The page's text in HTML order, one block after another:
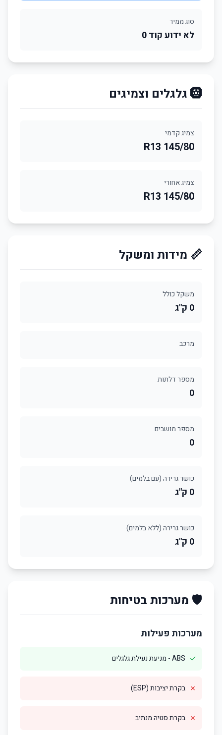
סוג ממיר
לא ידוע קוד 0
🛞 גלגלים וצמיגים
צמיג קדמי
145/80 R13
צמיג אחורי
145/80 R13
📏 מידות ומשקל
משקל כולל
0 ק"ג
מרכב
מספר דלתות
0
מספר מושבים
0
כושר גרירה (עם בלמים)
0 ק"ג
כושר גרירה (ללא בלמים)
0 ק"ג
🛡️ מערכות בטיחות
מערכות פעילות
✓ ABS - מניעת נעילת גלגלים
✗ בקרת יציבות (ESP)
✗ בקרת סטיה מנתיב